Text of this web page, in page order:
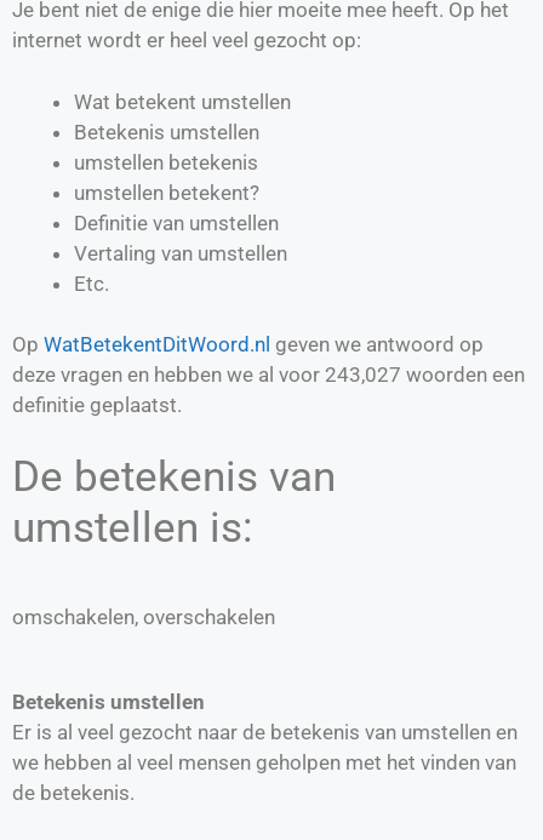
Je bent niet de enige die hier moeite mee heeft. Op het
internet wordt er heel veel gezocht op:
Wat betekent umstellen
Betekenis umstellen
umstellen betekenis
umstellen betekent?
Definitie van umstellen
Vertaling van umstellen
Etc.
Op WatBetekentDitWoord.nl geven we antwoord op
deze vragen en hebben we al voor 243,027 woorden een
definitie geplaatst.
De betekenis van
umstellen is:
omschakelen, overschakelen
Betekenis umstellen
Er is al veel gezocht naar de betekenis van umstellen en
we hebben al veel mensen geholpen met het vinden van
de betekenis.